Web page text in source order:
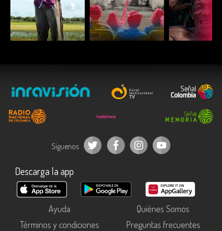
ESCUCHAR ESCUCHAR
Síguenos
Descarga la app
Ayuda
Quiénes Somos
Términos y condiciones
Preguntas frecuentes